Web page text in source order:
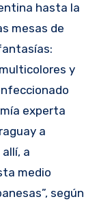
hasta la
mesas de
y
experta
a
a
medio
según